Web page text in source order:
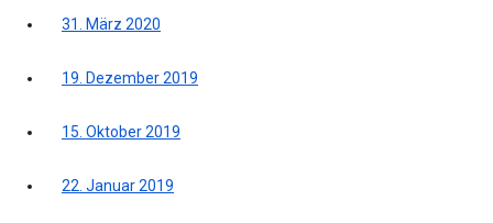
31. März 2020
19. Dezember 2019
15. Oktober 2019
22. Januar 2019